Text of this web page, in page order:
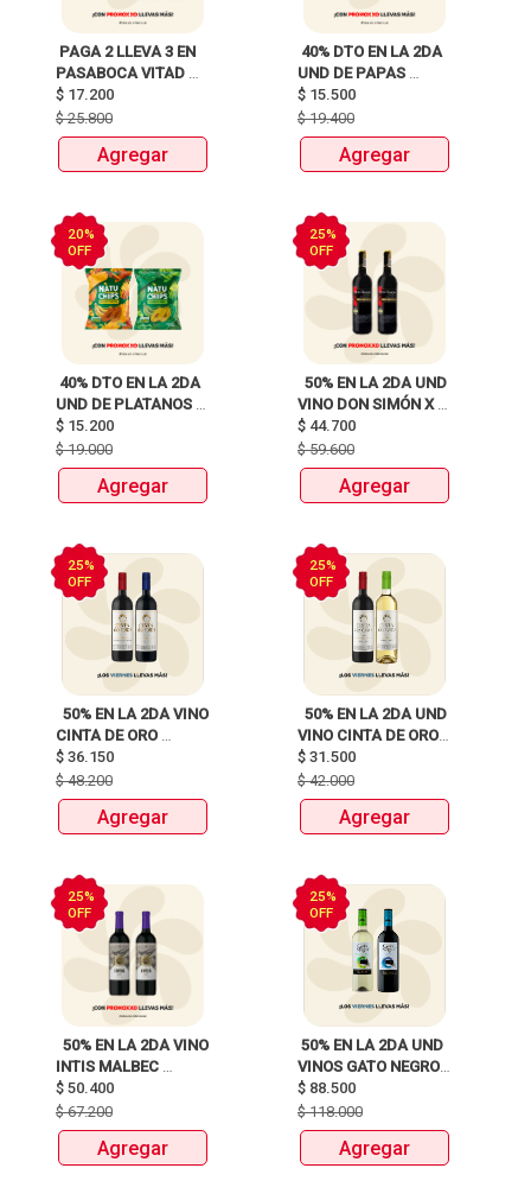
PAGA 2 LLEVA 3 EN
PASABOCA VITAD
$ 17.200
$25.800
Agregar
40% DTO EN LA 2DA
UND DE PAPAS
MARGARITA RECETA
CLASICA X 120G Y
115G
$ 15.500
$19.400
Agregar
20%
OFF
40% DTO EN LA 2DA
UND DE PLATANOS
MARCA NATUCHIPS
$ 15.200
$19.000
Agregar
25%
OFF
  50% EN LA 2DA UND
VINO DON SIMÓN X
750ML
$ 44.700
$59.600
Agregar
25%
OFF
  50% EN LA 2DA VINO
CINTA DE ORO
$ 36.150
$48.200
Agregar
25%
OFF
  50% EN LA 2DA UND
VINO CINTA DE ORO
$ 31.500
$42.000
Agregar
25%
OFF
  50% EN LA 2DA VINO
INTIS MALBEC
X750ML
$ 50.400
$67.200
Agregar
25%
OFF
50% EN LA 2DA UND
VINOS GATO NEGRO
$ 88.500
$118.000
Agregar